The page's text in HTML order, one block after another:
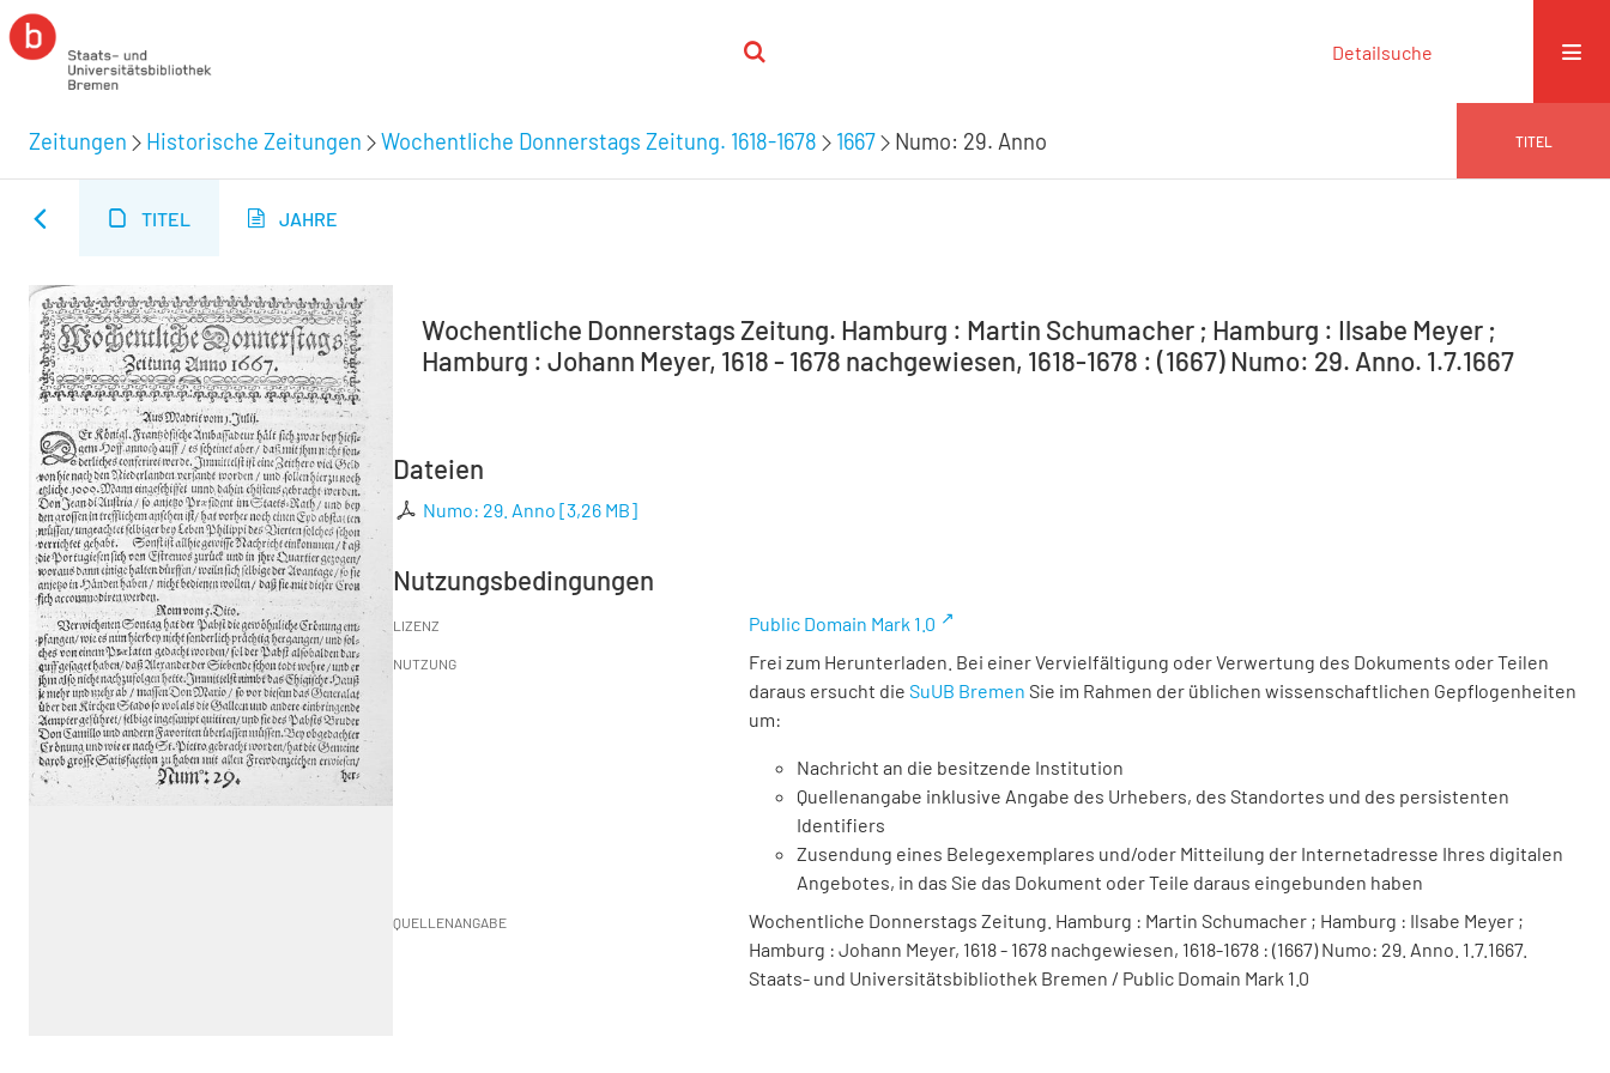
Detailsuche
Zeitungen Historische Zeitungen Wochentliche Donnerstags Zeitung. 1618-1678 1667 Numo: 29. Anno TITEL
TITEL JAHRE
Wochentliche Donnerstags Zeitung. Hamburg : Martin Schumacher ; Hamburg : Ilsabe Meyer ;
Hamburg : Johann Meyer, 1618 - 1678 nachgewiesen, 1618-1678 : (1667) Numo: 29. Anno. 1.7.1667
Dateien
Numo: 29. Anno [3,26 MB]
Nutzungsbedingungen
LIZENZ Public Domain Mark 1.0
NUTZUNG
Frei zum Herunterladen. Bei einer Vervielfältigung oder Verwertung des Dokuments oder Teilen
daraus ersucht die SuUB Bremen Sie im Rahmen der üblichen wissenschaftlichen Gepflogenheiten
um:
Nachricht an die besitzende Institution
Quellenangabe inklusive Angabe des Urhebers, des Standortes und des persistenten
Identifiers
Zusendung eines Belegexemplares und/oder Mitteilung der Internetadresse Ihres digitalen
Angebotes, in das Sie das Dokument oder Teile daraus eingebunden haben
QUELLENANGABE
Wochentliche Donnerstags Zeitung. Hamburg : Martin Schumacher ; Hamburg : Ilsabe Meyer ;
Hamburg : Johann Meyer, 1618 - 1678 nachgewiesen, 1618-1678 : (1667) Numo: 29. Anno. 1.7.1667.
Staats- und Universitätsbibliothek Bremen / Public Domain Mark 1.0